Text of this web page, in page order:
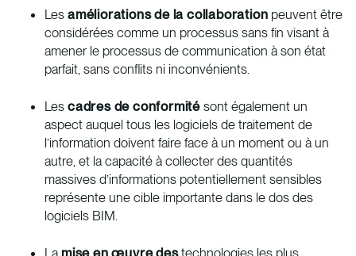
Les améliorations de la collaboration peuvent être
considérées comme un processus sans fin visant à
amener le processus de communication à son état
parfait, sans conflits ni inconvénients.
Les cadres de conformité sont également un
aspect auquel tous les logiciels de traitement de
l’information doivent faire face à un moment ou à un
autre, et la capacité à collecter des quantités
massives d’informations potentiellement sensibles
représente une cible importante dans le dos des
logiciels BIM.